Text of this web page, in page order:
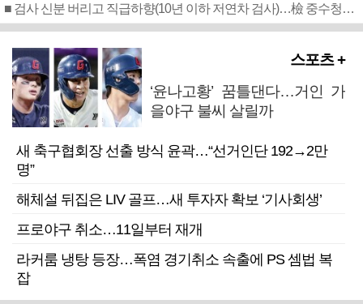
■ 검사 신분 버리고 직급하향(10년 이하 저연차 검사)…檢 중수청행 기피
스포츠 +
‘윤나고황’ 꿈틀댄다…거인 가
을야구 불씨 살릴까
새 축구협회장 선출 방식 윤곽…“선거인단 192→2만
명”
해체설 뒤집은 LIV 골프…새 투자자 확보 ‘기사회생’
프로야구 취소…11일부터 재개
라커룸 냉탕 등장…폭염 경기취소 속출에 PS 셈법 복
잡